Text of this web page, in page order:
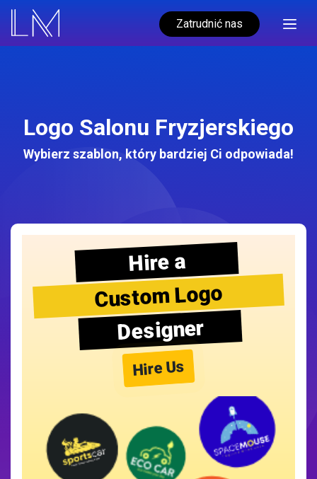
Zatrudnić nas
Logo Salonu Fryzjerskiego
Wybierz szablon, który bardziej Ci odpowiada!
Hire a
Custom Logo
Designer
Hire Us